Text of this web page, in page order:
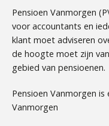
Pensioen Vanmorgen
voor accountants en
klant moet adviseren
de hoogte moet zijn
gebied van pensioenen.
Pensioen Vanmorgen
Vanmorgen